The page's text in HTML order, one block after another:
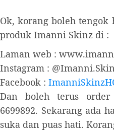
Ok, korang boleh tengok
produk Imanni Skinz di :
Laman web :
Instagram :
Facebook :
Dan boleh terus order
6699892. Sekarang ada
suka dan puas hati.